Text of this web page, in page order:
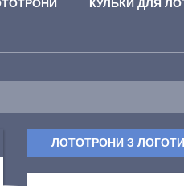
КУЛЬКИ ДЛЯ
ЛОТОТРОНИ З